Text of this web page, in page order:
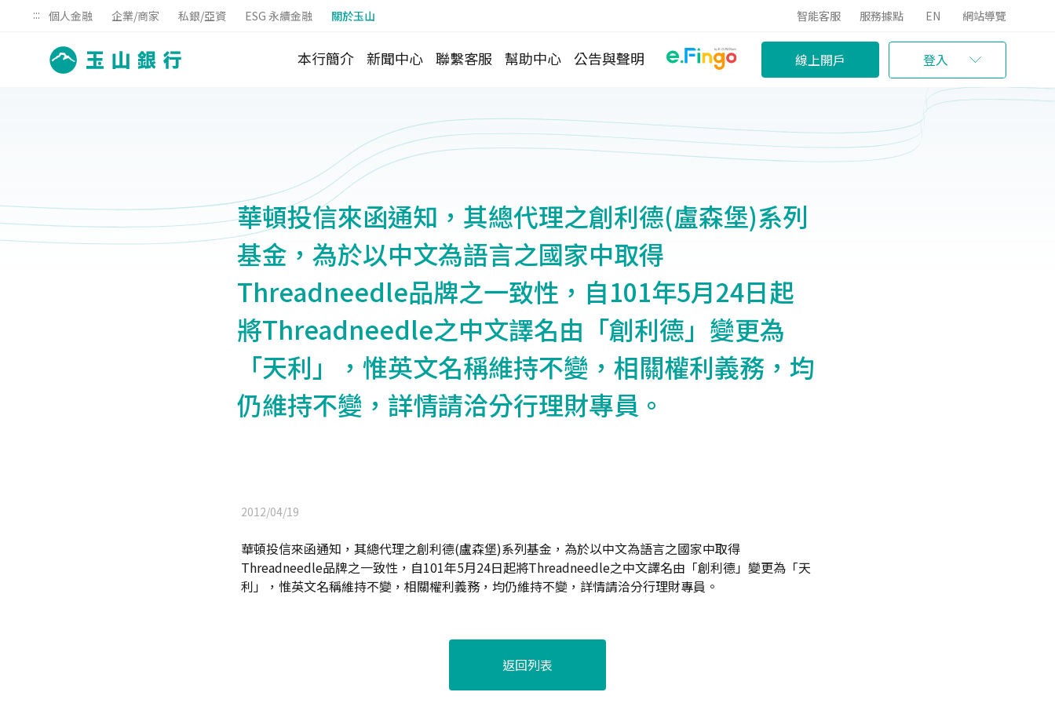
::: 個人金融 企業/商家 私銀/亞資 ESG 永續金融 關於玉山 智能客服 服務據點 EN 網站導覽
本行簡介 新聞中心 聯繫客服 幫助中心 公告與聲明 線上開戶 登入
華頓投信來函通知，其總代理之創利德(盧森堡)系列
基金，為於以中文為語言之國家中取得
Threadneedle品牌之一致性，自101年5月24日起
將Threadneedle之中文譯名由「創利德」變更為
「天利」，惟英文名稱維持不變，相關權利義務，均
仍維持不變，詳情請洽分行理財專員。
2012/04/19
華頓投信來函通知，其總代理之創利德(盧森堡)系列基金，為於以中文為語言之國家中取得
Threadneedle品牌之一致性，自101年5月24日起將Threadneedle之中文譯名由「創利德」變更為「天
利」，惟英文名稱維持不變，相關權利義務，均仍維持不變，詳情請洽分行理財專員。
返回列表